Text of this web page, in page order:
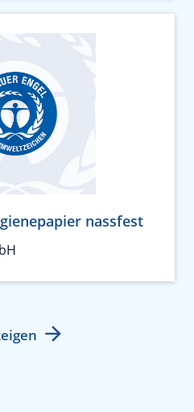
nassfest